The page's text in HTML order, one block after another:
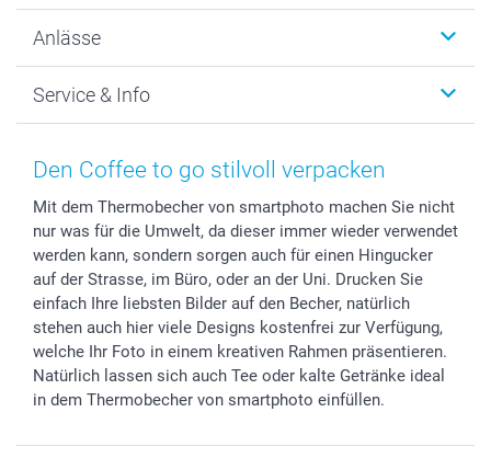
MyNameBook
Fotoabzüge, Fotos als Buch & Poster
Zubehör & Material
Foto-Kalender & Agenden
Sticker & Etiketten
Geschenk-Gutscheine (PDF)
Warum smartphoto
Datenschutz
AGB
Presse
Partnerprogramme
Investor Relations
B2B smartbusiness
Widerrufsrecht
Anlässe
Neujahr
Muttertag
Kommunion & Konfirmation
Hochzeit
Geburtstag
Geburt
Zu allen Anlässen
Service & Info
Anmelden /Registrieren
Preise und Versandkosten
Lieferfristen
72h Lieferung
Zahlungsmöglichkeiten
Sitemap
Status der Bestellung
smartfriends
smartgarantie
Den Coffee to go stilvoll verpacken
Mit dem Thermobecher von smartphoto machen Sie nicht
nur was für die Umwelt, da dieser immer wieder verwendet
werden kann, sondern sorgen auch für einen Hingucker
auf der Strasse, im Büro, oder an der Uni. Drucken Sie
einfach Ihre liebsten Bilder auf den Becher, natürlich
stehen auch hier viele Designs kostenfrei zur Verfügung,
welche Ihr Foto in einem kreativen Rahmen präsentieren.
Natürlich lassen sich auch Tee oder kalte Getränke ideal
in dem Thermobecher von smartphoto einfüllen.